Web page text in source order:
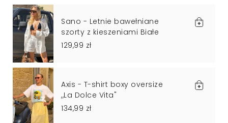
Sano - Letnie bawełniane
szorty z kieszeniami Białe
129,99 zł
Axis - T-shirt boxy oversize
,,La Dolce Vita"
134,99 zł